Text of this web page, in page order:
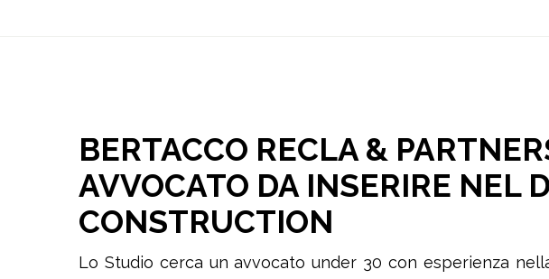
BERTACCO RECLA &
AVVOCATO DA INSERIRE NEL
CONSTRUCTION
Lo Studio cerca un avvocato under 30 con esperienza